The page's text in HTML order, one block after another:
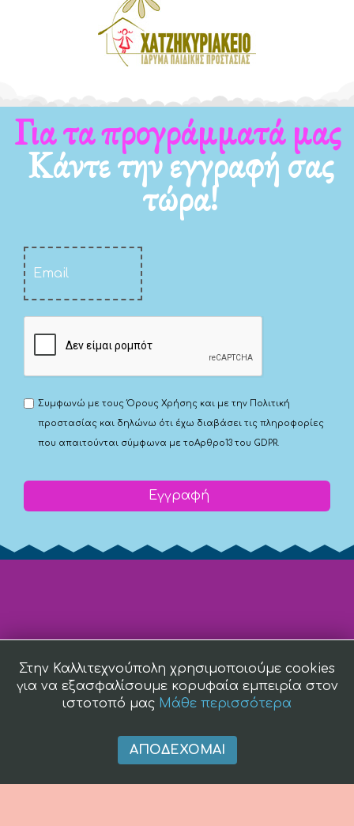
Για τα νέα μας
Κάντε την εγγραφή σας
τώρα!
Συμφωνώ με τουςΌρους Χρήσης και με την Πολιτική
προστασίας και δηλώνω ότι έχω διαβάσει τις πληροφορίες
που απαιτούνται σύμφωνα με τοΑρθρο13 του GDPR.
Εγγραφή
Στην Καλλιτεχνούπολη χρησιμοποιούμε cookies
για να εξασφαλίσουμε κορυφαία εμπειρία στον
ιστοτοπό μας Μάθε περισσότερα
ΑΠΟΔΈΧΟΜΑΙ